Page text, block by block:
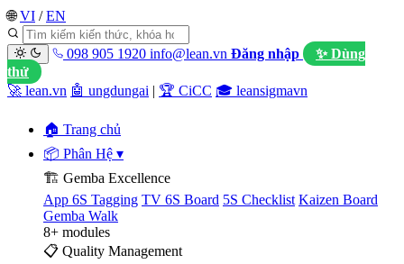
🌐 VI / EN
098 905 1920 info@lean.vn Đăng nhập
✨ Dùng
thử
🚀 lean.vn 🤖 ungdungai | 🏆 CiCC 🎓 leansigmavn
🏠 Trang chủ
📦 Phân Hệ ▾
🏗️ Gemba Excellence
App 6S Tagging TV 6S Board 5S Checklist Kaizen Board
Gemba Walk
8+ modules
📋 Quality Management